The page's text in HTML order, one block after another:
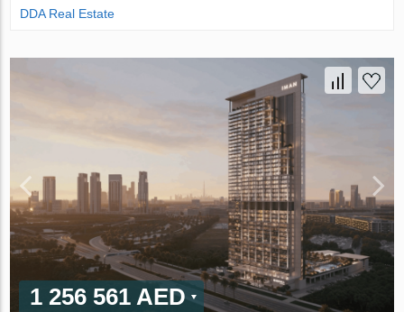
DDA Real Estate
1 256 561 AED